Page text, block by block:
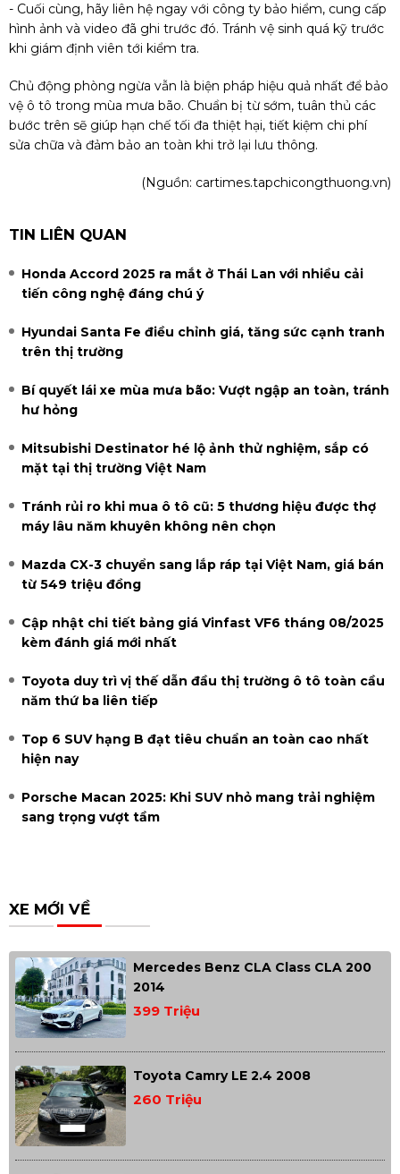
- Cuối cùng, hãy liên hệ ngay với công ty bảo hiểm, cung cấp
hình ảnh và video đã ghi trước đó. Tránh vệ sinh quá kỹ trước
khi giám định viên tới kiểm tra.
Chủ động phòng ngừa vẫn là biện pháp hiệu quả nhất để bảo
vệ ô tô trong mùa mưa bão. Chuẩn bị từ sớm, tuân thủ các
bước trên sẽ giúp hạn chế tối đa thiệt hại, tiết kiệm chi phí
sửa chữa và đảm bảo an toàn khi trở lại lưu thông.
(Nguồn: cartimes.tapchicongthuong.vn)
TIN LIÊN QUAN
Honda Accord 2025 ra mắt ở Thái Lan với nhiều cải
tiến công nghệ đáng chú ý
Hyundai Santa Fe điều chỉnh giá, tăng sức cạnh tranh
trên thị trường
Bí quyết lái xe mùa mưa bão: Vượt ngập an toàn, tránh
hư hỏng
Mitsubishi Destinator hé lộ ảnh thử nghiệm, sắp có
mặt tại thị trường Việt Nam
Tránh rủi ro khi mua ô tô cũ: 5 thương hiệu được thợ
máy lâu năm khuyên không nên chọn
Mazda CX-3 chuyển sang lắp ráp tại Việt Nam, giá bán
từ 549 triệu đồng
Cập nhật chi tiết bảng giá Vinfast VF6 tháng 08/2025
kèm đánh giá mới nhất
Toyota duy trì vị thế dẫn đầu thị trường ô tô toàn cầu
năm thứ ba liên tiếp
Top 6 SUV hạng B đạt tiêu chuẩn an toàn cao nhất
hiện nay
Porsche Macan 2025: Khi SUV nhỏ mang trải nghiệm
sang trọng vượt tầm
XE MỚI VỀ
Mercedes Benz CLA Class CLA 200
2014
399 Triệu
Toyota Camry LE 2.4 2008
260 Triệu